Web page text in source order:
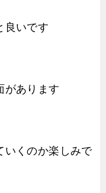
良いです
があります
いくのか楽しみで